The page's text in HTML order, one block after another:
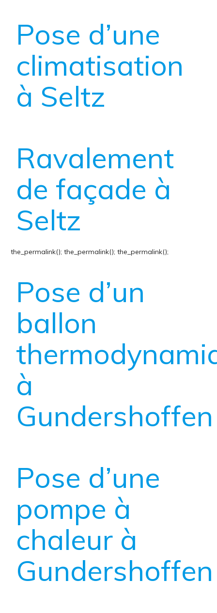
Pose d’une
climatisation
à Seltz
Ravalement
de façade à
Seltz
the_permalink();
Pose d’un
ballon
à
Gundershoffen
the_permalink();
Pose d’une
pompe à
chaleur à
Gundershoffen
the_permalink();